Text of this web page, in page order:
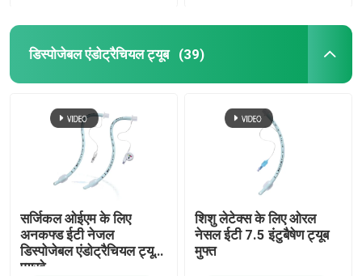
डिस्पोजेबल एंडोट्रैचियल ट्यूब (39)
सर्जिकल ओईएम के लिए
अनकफ्ड ईटी नेजल
डिस्पोजेबल एंडोट्रैचियल ट्यूब
एयरवे
शिशु लेटेक्स के लिए ओरल
नेसल ईटी 7.5 इंटुबैषेण ट्यूब
मुफ्त